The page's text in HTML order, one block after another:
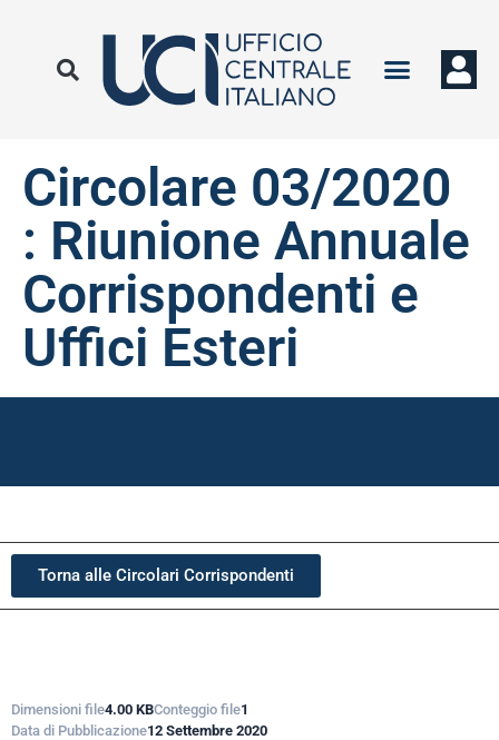
Circolare 03/2020
: Riunione Annuale
Corrispondenti e
Uffici Esteri
Torna alle Circolari Corrispondenti
Dimensioni file4.00 KBConteggio file1
Data di Pubblicazione12 Settembre 2020